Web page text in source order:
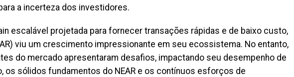
a incerteza dos investidores.
escalável projetada para fornecer transações rápidas e de baixo custo,
viu um crescimento impressionante em seu ecossistema. No entanto,
do mercado apresentaram desafios, impactando seu desempenho de
os sólidos fundamentos do NEAR e os contínuos esforços de